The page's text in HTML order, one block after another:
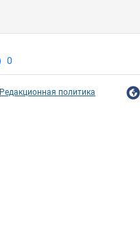
0
Редакционная политика